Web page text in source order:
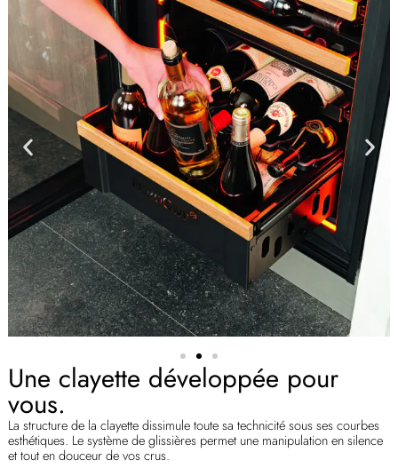
Une clayette développée pour
vous.
La structure de la clayette dissimule toute sa technicité sous ses courbes
esthétiques. Le système de glissières permet une manipulation en silence
et tout en douceur de vos crus.